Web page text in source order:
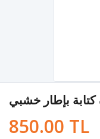
بإطار خشبي
850.00 TL